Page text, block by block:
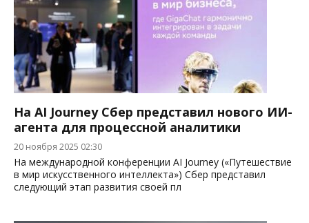
На AI Journey Сбер представил нового ИИ-
агента для процессной аналитики
20 ноября 2025 02:30
На международной конференции AI Journey («Путешествие
в мир искусственного интеллекта») Сбер представил
следующий этап развития своей пл